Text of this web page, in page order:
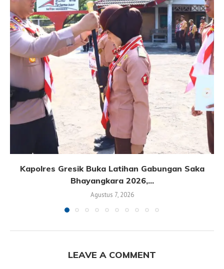
Kapolres Gresik Buka Latihan Gabungan Saka
Bhayangkara 2026,...
Agustus 7, 2026
LEAVE A COMMENT